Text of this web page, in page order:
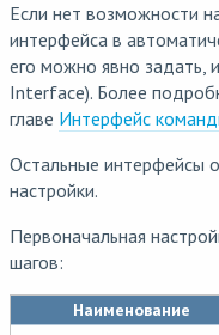
Если нет возможности
интерфейса в
его можно явно задать,
Interface). Более
главе Интерфейс
Остальные интерфейсы
настройки.
Первоначальная
шагов:
Наименование